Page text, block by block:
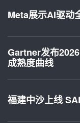
Meta展示AI驱动
Gartner发布
成熟度曲线
福建中沙上线